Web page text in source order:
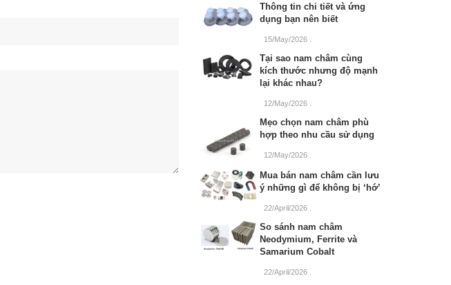
Thông tin chi tiết và ứng
dụng bạn nên biết
15/May/2026
Tại sao nam châm cùng
kích thước nhưng độ mạnh
lại khác nhau?
12/May/2026
Mẹo chọn nam châm phù
hợp theo nhu cầu sử dụng
12/May/2026
Mua bán nam châm cần lưu
ý những gì để không bị ‘hớ’
22/April/2026
So sánh nam châm
Neodymium, Ferrite và
Samarium Cobalt
22/April/2026